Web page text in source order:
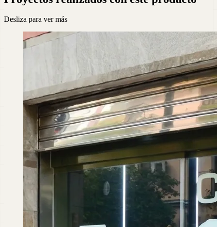
Desliza para ver más